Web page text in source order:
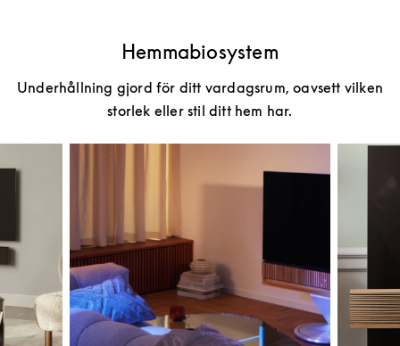
Hemmabiosystem
Underhållning gjord för ditt vardagsrum, oavsett vilken
storlek eller stil ditt hem har.